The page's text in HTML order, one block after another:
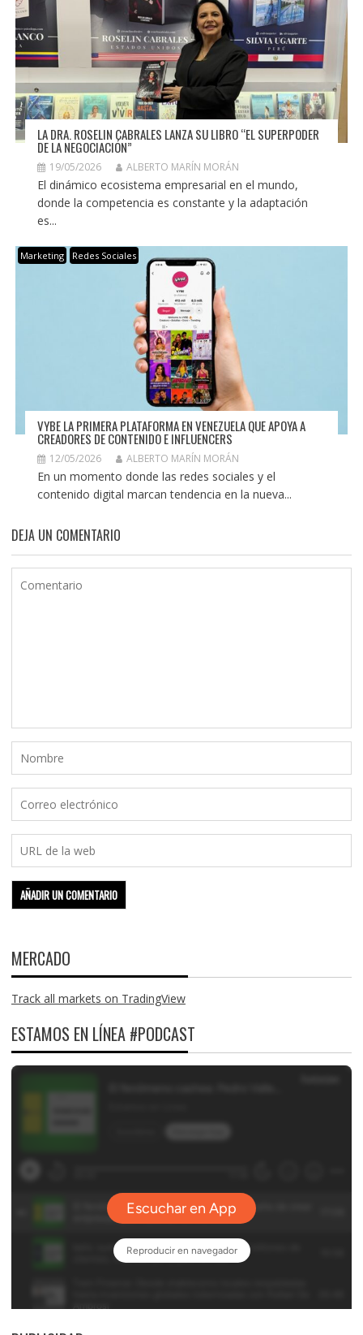
LA DRA. ROSELIN CABRALES LANZA SU LIBRO “EL SUPERPODER
DE LA NEGOCIACIÓN”
19/05/2026 ALBERTO MARÍN MORÁN
El dinámico ecosistema empresarial en el mundo,
donde la competencia es constante y la adaptación
es...
Marketing Redes Sociales
VYBE LA PRIMERA PLATAFORMA EN VENEZUELA QUE APOYA A
CREADORES DE CONTENIDO E INFLUENCERS
12/05/2026 ALBERTO MARÍN MORÁN
En un momento donde las redes sociales y el
contenido digital marcan tendencia en la nueva...
DEJA UN COMENTARIO
MERCADO
Track all markets on TradingView
ESTAMOS EN LÍNEA #PODCAST